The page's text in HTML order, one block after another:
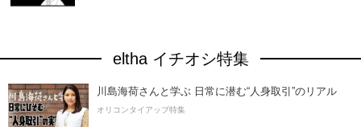
eltha イチオシ特集
川島海荷さんと学ぶ 日常に潜む“人身取引”のリアル
オリコンタイアップ特集